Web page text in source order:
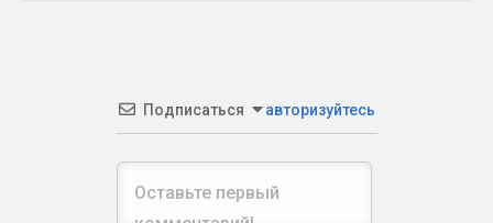
Подписаться авторизуйтесь